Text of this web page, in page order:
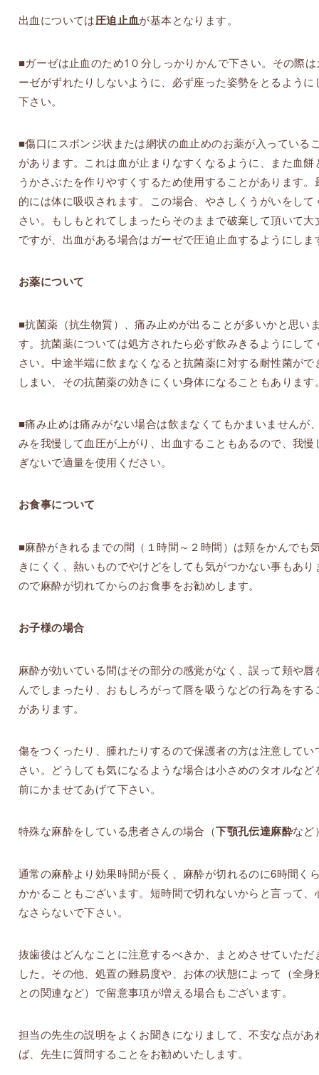
出血については圧迫止血が基本となります。
■ガーゼは止血のため1０分しっかりかんで下さい。その際は
ーゼがずれたりしないように、必ず座った姿勢をとるように
下さい。
■傷口にスポンジ状または網状の血止めのお薬が入っている
があります。これは血が止まりなすくなるように、また血餅
うかさぶたを作りやすくするため使用することがあります。
的には体に吸収されます。この場合、やさしくうがいをして
さい。もしもとれてしまったらそのままで破棄して頂いて大
ですが、出血がある場合はガーゼで圧迫止血するようにしま
お薬について
■抗菌薬（抗生物質）、痛み止めが出ることが多いかと思い
す。抗菌薬については処方されたら必ず飲みきるようにして
さい。中途半端に飲まなくなると抗菌薬に対する耐性菌がで
しまい、その抗菌薬の効きにくい身体になることもあります
■痛み止めは痛みがない場合は飲まなくてもかまいませんが
みを我慢して血圧が上がり、出血することもあるので、我慢
ぎないで適量を使用ください。
お食事について
■麻酔がきれるまでの間（１時間～２時間）は頬をかんでも
きにくく、熱いものでやけどをしても気がつかない事もあり
ので麻酔が切れてからのお食事をお勧めします。
お子様の場合
麻酔が効いている間はその部分の感覚がなく、誤って頬や唇
んでしまったり、おもしろがって唇を吸うなどの行為をする
があります。
傷をつくったり、腫れたりするので保護者の方は注意してい
さい。どうしても気になるような場合は小さめのタオルなど
前にかませてあげて下さい。
特殊な麻酔をしている患者さんの場合（下顎孔伝達麻酔など
通常の麻酔より効果時間が長く、麻酔が切れるのに6時間く
かかることもございます。短時間で切れないからと言って、
なさらないで下さい。
抜歯後はどんなことに注意するべきか、まとめさせていただ
した。その他、処置の難易度や、お体の状態によって（全身
との関連など）で留意事項が増える場合もございます。
担当の先生の説明をよくお聞きになりまして、不安な点があ
ば、先生に質問することをお勧めいたします。